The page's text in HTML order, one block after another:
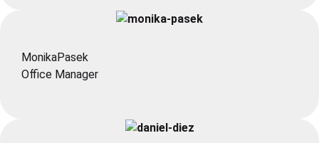
MonikaPasek
Office Manager